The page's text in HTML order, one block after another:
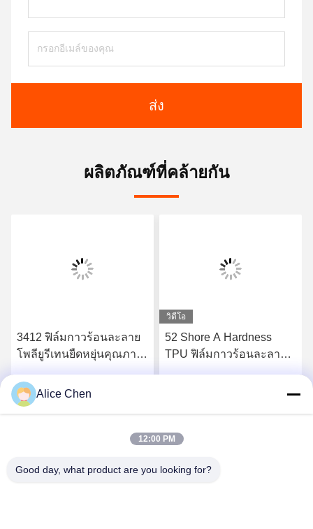
ส่ง
ผลิตภัณฑ์ที่คล้ายกัน
3412 ฟิล์มกาวร้อนละลาย
โพลียูรีเทนยืดหยุ่นคุณภาพ
วิดีโอ
52 Shore A Hardness
TPU ฟิล์มกาวร้อนละลาย
Alice Chen
12:00 PM
Good day, what product are you looking for?